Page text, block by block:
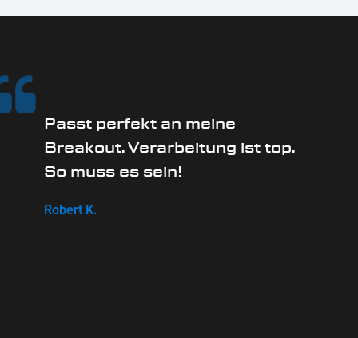
Passt perfekt an meine
Breakout. Verarbeitung ist top.
So muss es sein!
Robert K.